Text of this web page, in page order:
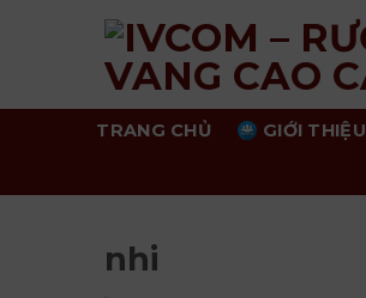
TRANG CHỦ GIỚI THIỆU
nhi